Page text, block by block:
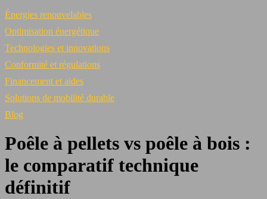
Énergies renouvelables
Optimisation énergétique
Technologies et innovations
Conformité et régulations
Financement et aides
Solutions de mobilité durable
Blog
Poêle à pellets vs poêle à bois :
le comparatif technique
définitif